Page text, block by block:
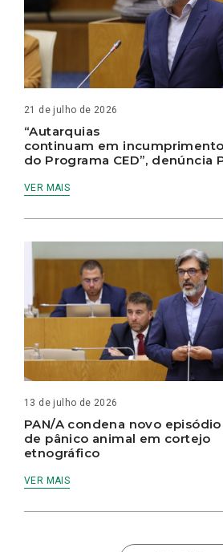
21 de julho de 2026
“Autarquias
continuam em incumprimento
do Programa CED”, denúncia
VER MAIS
13 de julho de 2026
PAN/A condena novo episódio
de pânico animal em cortejo
etnográfico
VER MAIS